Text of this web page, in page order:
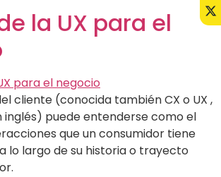
la UX para el
cliente (conocida también CX o UX ,
inglés) puede entenderse como el
que un consumidor tiene
lo largo de su historia o trayecto